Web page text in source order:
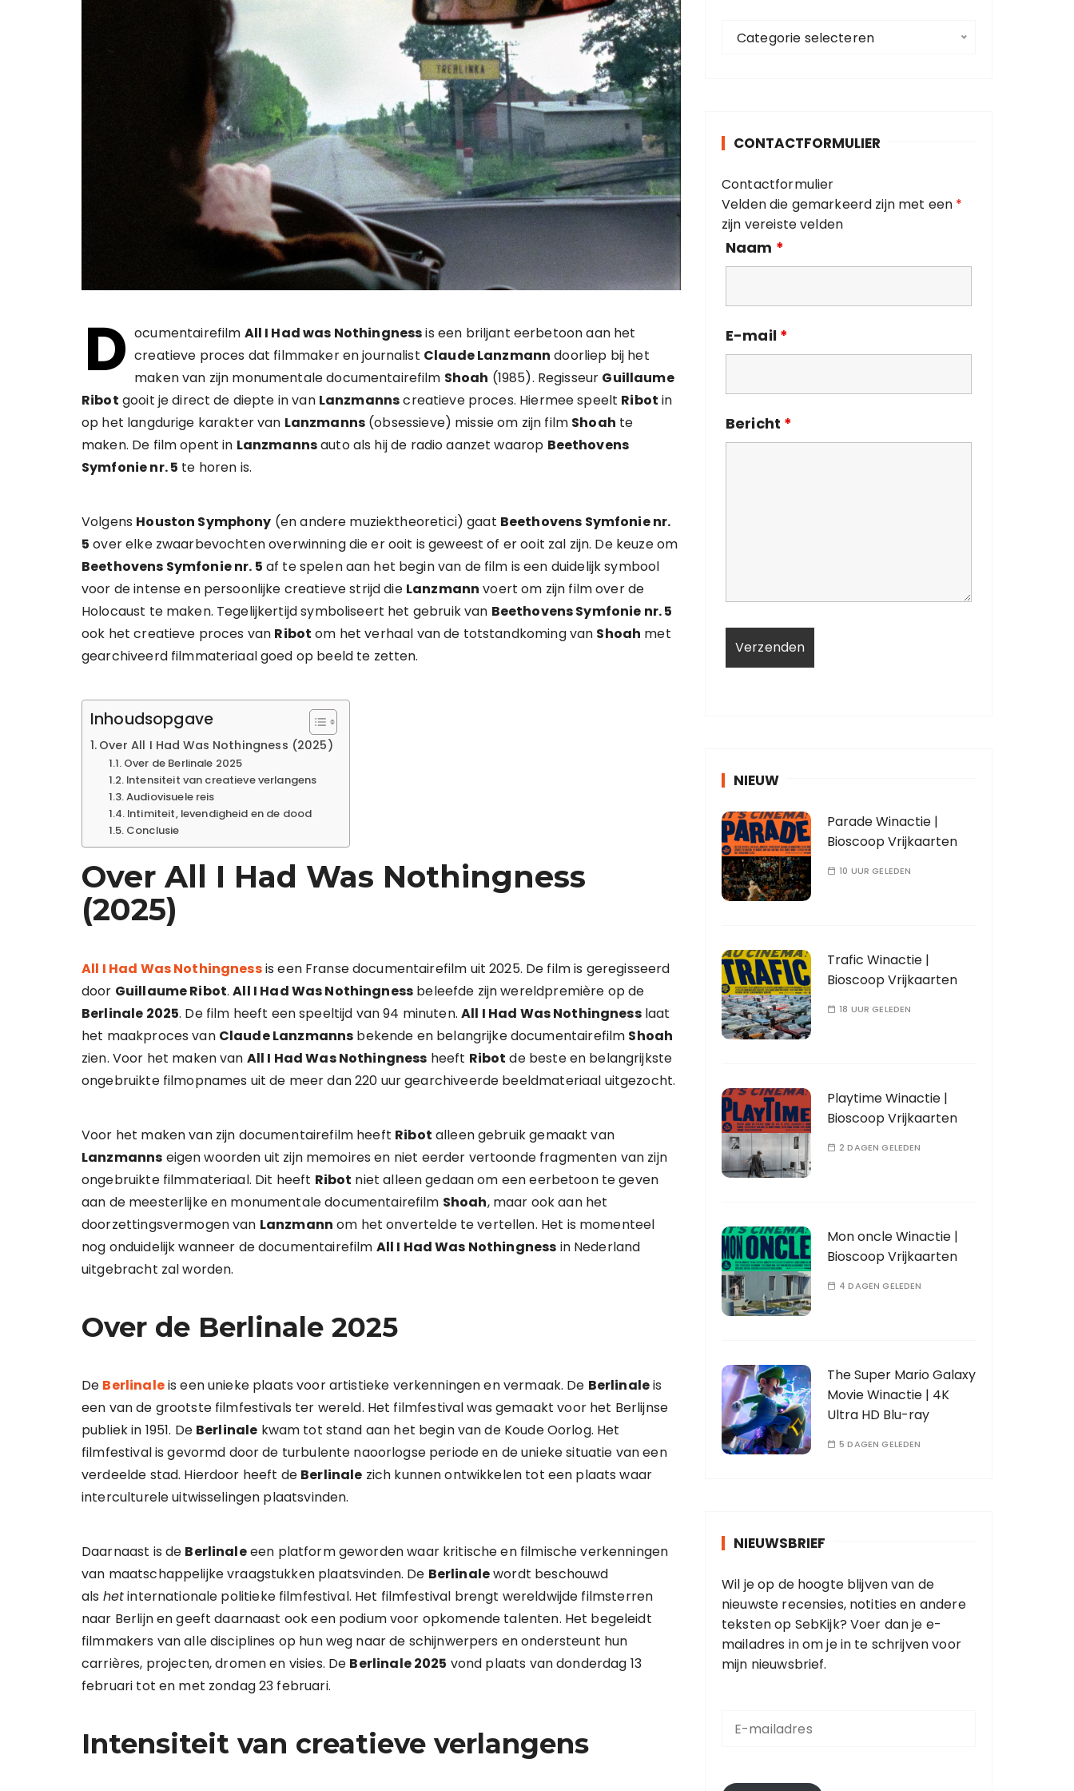
D ocumentairefilm All I Had was Nothingnessis een briljant eerbetoon aan het
creatieve proces dat filmmaker en journalist Claude Lanzmann doorliep bij het
maken van zijn monumentale documentairefilm Shoah (1985). Regisseur Guillaume
Ribot gooit je direct de diepte in van Lanzmannscreatieve proces. Hiermee speelt Ribot in
op het langdurige karakter van Lanzmanns (obsessieve) missie om zijn film Shoah te
maken. De film opent in Lanzmannsauto als hij de radio aanzet waarop Beethovens
Symfonie nr. 5 te horen is.
Volgens Houston Symphony (en andere muziektheoretici) gaat Beethovens Symfonie nr.
5 over elke zwaarbevochten overwinning die er ooit is geweest of er ooit zal zijn. De keuze om
Beethovens Symfonie nr. 5 af te spelen aan het begin van de film is een duidelijk symbool
voor de intense en persoonlijke creatieve strijd die Lanzmann voert om zijn film over de
Holocaust te maken. Tegelijkertijd symboliseert het gebruik van Beethovens Symfonie nr. 5
ook het creatieve proces van Ribot om het verhaal van de totstandkoming van Shoah met
gearchiveerd filmmateriaal goed op beeld te zetten.
Inhoudsopgave
Over All I Had Was Nothingness (2025)
Over de Berlinale 2025
Intensiteit van creatieve verlangens
Audiovisuele reis
Intimiteit, levendigheid en de dood
Conclusie
Over All I Had Was Nothingness
(2025)
All I Had Was Nothingnessis een Franse documentairefilm uit 2025. De film is geregisseerd
door Guillaume Ribot.All I Had Was Nothingness beleefde zijn wereldpremière op de
Berlinale 2025. De film heeft een speeltijd van 94 minuten.All I Had Was Nothingnesslaat
het maakproces van Claude Lanzmanns bekende en belangrijke documentairefilm Shoah
zien. Voor het maken van All I Had Was Nothingness heeft Ribot de beste en belangrijkste
ongebruikte filmopnames uit de meer dan 220 uur gearchiveerde beeldmateriaal uitgezocht.
Voor het maken van zijn documentairefilm heeft Ribot alleen gebruik gemaakt van
Lanzmanns eigen woorden uit zijn memoires en niet eerder vertoonde fragmenten van zijn
ongebruikte filmmateriaal. Dit heeft Ribot niet alleen gedaan om een eerbetoon te geven
aan de meesterlijke en monumentale documentairefilm Shoah, maar ook aan het
doorzettingsvermogen van Lanzmann om het onvertelde te vertellen. Het is momenteel
nog onduidelijk wanneer de documentairefilm All I Had Was Nothingness in Nederland
uitgebracht zal worden.
Over de Berlinale 2025
De Berlinaleis een unieke plaats voor artistieke verkenningen en vermaak. De Berlinaleis
een van de grootste filmfestivals ter wereld. Het filmfestival was gemaakt voor het Berlijnse
publiek in 1951. De Berlinale kwam tot stand aan het begin van de Koude Oorlog. Het
filmfestival is gevormd door de turbulente naoorlogse periode en de unieke situatie van een
verdeelde stad. Hierdoor heeft de Berlinale zich kunnen ontwikkelen tot een plaats waar
interculturele uitwisselingen plaatsvinden.
Daarnaast is de Berlinaleeen platform geworden waar kritische en filmische verkenningen
van maatschappelijke vraagstukken plaatsvinden. De Berlinalewordt beschouwd
als hetinternationale politieke filmfestival. Het filmfestival brengt wereldwijde filmsterren
naar Berlijn en geeft daarnaast ook een podium voor opkomende talenten. Het begeleidt
filmmakers van alle disciplines op hun weg naar de schijnwerpers en ondersteunt hun
carrières, projecten, dromen en visies. De Berlinale 2025 vond plaats van donderdag 13
februari tot en met zondag 23 februari.
Intensiteit van creatieve verlangens
r
e
ë
n
Categorie selecteren
CONTACTFORMULIER
Contactformulier
Velden die gemarkeerd zijn met een *
zijn vereiste velden
Naam *
E-mail *
Bericht *
NIEUW
Parade Winactie |
Bioscoop Vrijkaarten
10 UUR GELEDEN
Trafic Winactie |
Bioscoop Vrijkaarten
18 UUR GELEDEN
Playtime Winactie |
Bioscoop Vrijkaarten
2 DAGEN GELEDEN
Mon oncle Winactie |
Bioscoop Vrijkaarten
4 DAGEN GELEDEN
The Super Mario Galaxy
Movie Winactie | 4K
Ultra HD Blu-ray
5 DAGEN GELEDEN
NIEUWSBRIEF
Wil je op de hoogte blijven van de
nieuwste recensies, notities en andere
teksten op SebKijk? Voer dan je e-
mailadres in om je in te schrijven voor
mijn nieuwsbrief.